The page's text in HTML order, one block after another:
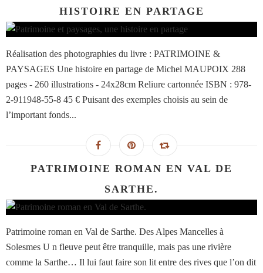
HISTOIRE EN PARTAGE
Réalisation des photographies du livre : PATRIMOINE &
PAYSAGES Une histoire en partage de Michel MAUPOIX 288
pages - 260 illustrations - 24x28cm Reliure cartonnée ISBN : 978-
2-911948-55-8 45 € Puisant des exemples choisis au sein de
l’important fonds...
PATRIMOINE ROMAN EN VAL DE
SARTHE.
Patrimoine roman en Val de Sarthe. Des Alpes Mancelles à
Solesmes U n fleuve peut être tranquille, mais pas une rivière
comme la Sarthe… Il lui faut faire son lit entre des rives que l’on dit